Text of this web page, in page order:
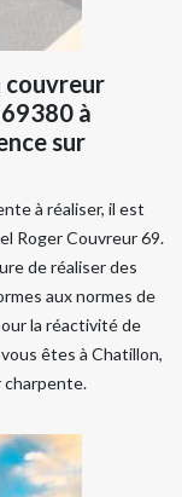
couvreur
à
sur
à réaliser, il est
Roger Couvreur 69.
de réaliser des
aux normes de
la réactivité de
êtes à Chatillon,
charpente.